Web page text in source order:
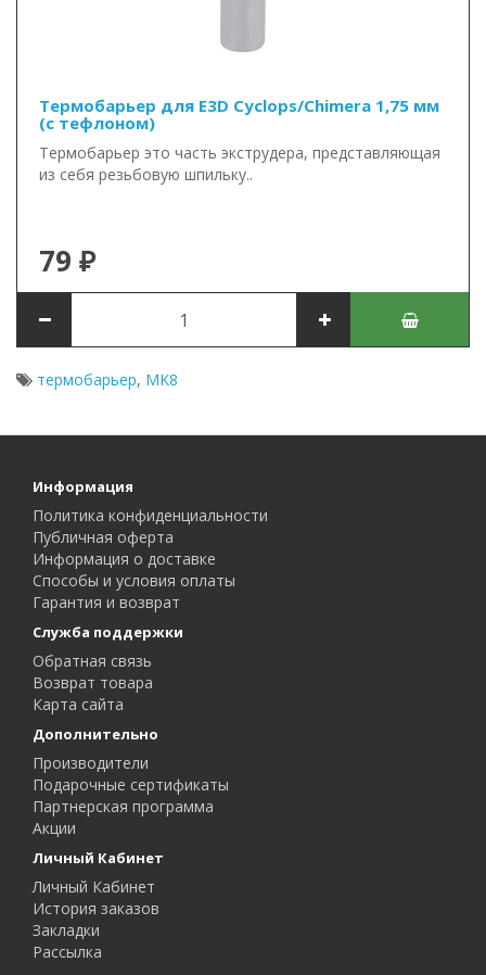
Термобарьер для E3D Cyclops/Chimera 1,75 мм
(с тефлоном)
Термобарьер это часть экструдера, представляющая
из себя резьбовую шпильку..
79 ₽
термобарьер, MK8
Информация
Политика конфиденциальности
Публичная оферта
Информация о доставке
Способы и условия оплаты
Гарантия и возврат
Служба поддержки
Обратная связь
Возврат товара
Карта сайта
Дополнительно
Производители
Подарочные сертификаты
Партнерская программа
Акции
Личный Кабинет
Личный Кабинет
История заказов
Закладки
Рассылка